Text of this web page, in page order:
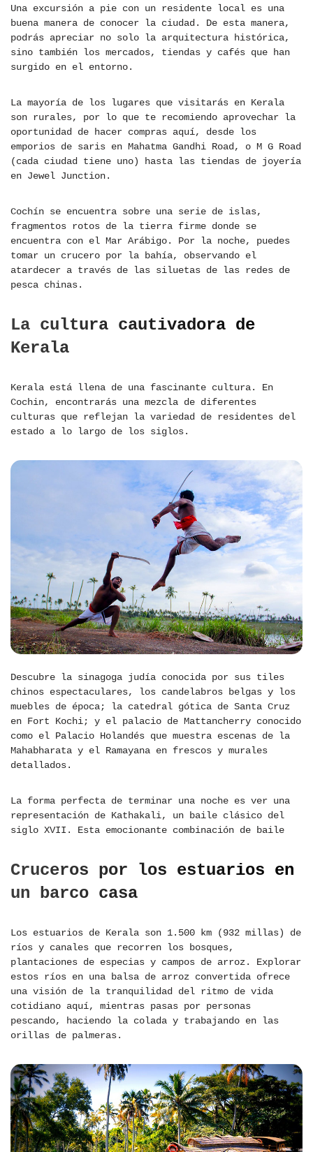
Una excursión a pie con un residente local es una
buena manera de conocer la ciudad. De esta manera,
podrás apreciar no solo la arquitectura histórica,
sino también los mercados, tiendas y cafés que han
surgido en el entorno.
La mayoría de los lugares que visitarás en Kerala
son rurales, por lo que te recomiendo aprovechar la
oportunidad de hacer compras aquí, desde los
emporios de saris en Mahatma Gandhi Road, o M G Road
(cada ciudad tiene uno) hasta las tiendas de joyería
en Jewel Junction.
Cochín se encuentra sobre una serie de islas,
fragmentos rotos de la tierra firme donde se
encuentra con el Mar Arábigo. Por la noche, puedes
tomar un crucero por la bahía, observando el
atardecer a través de las siluetas de las redes de
pesca chinas.
La cultura cautivadora de
Kerala
Kerala está llena de una fascinante cultura. En
Cochin, encontrarás una mezcla de diferentes
culturas que reflejan la variedad de residentes del
estado a lo largo de los siglos.
Descubre la sinagoga judía conocida por sus tiles
chinos espectaculares, los candelabros belgas y los
muebles de época; la catedral gótica de Santa Cruz
en Fort Kochi; y el palacio de Mattancherry conocido
como el Palacio Holandés que muestra escenas de la
Mahabharata y el Ramayana en frescos y murales
detallados.
La forma perfecta de terminar una noche es ver una
representación de Kathakali, un baile clásico del
siglo XVII. Esta emocionante combinación de baile
Cruceros por los estuarios en
un barco casa
Los estuarios de Kerala son 1.500 km (932 millas) de
ríos y canales que recorren los bosques,
plantaciones de especias y campos de arroz. Explorar
estos ríos en una balsa de arroz convertida ofrece
una visión de la tranquilidad del ritmo de vida
cotidiano aquí, mientras pasas por personas
pescando, haciendo la colada y trabajando en las
orillas de palmeras.